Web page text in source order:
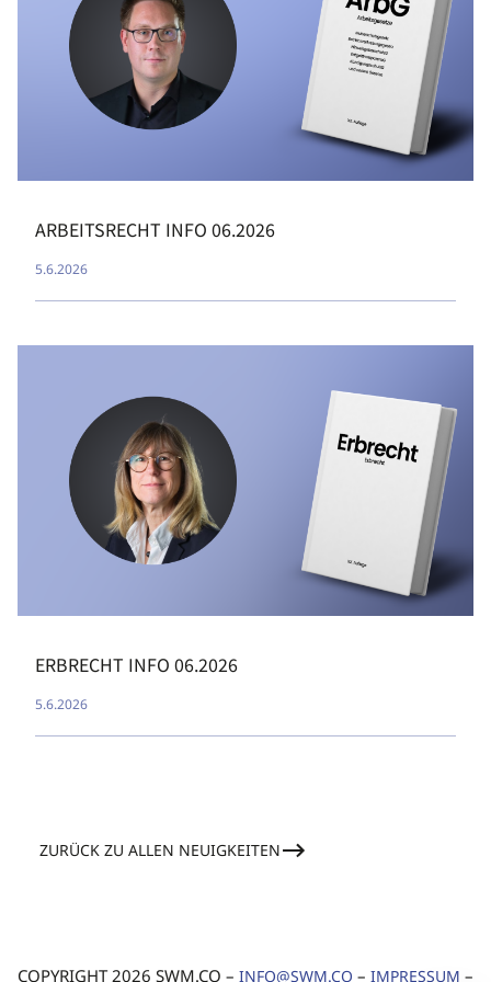
ARBEITSRECHT INFO 06.2026
5.6.2026
ERBRECHT INFO 06.2026
5.6.2026
ZURÜCK ZU ALLEN NEUIGKEITEN
COPYRIGHT 2026 SWM.CO – INFO@SWM.CO – IMPRESSUM –